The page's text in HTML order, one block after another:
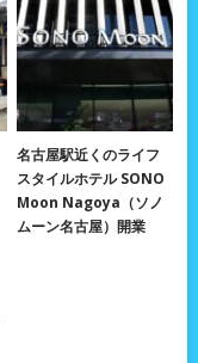
名古屋駅近くのライフ
スタイルホテル SONO
Moon Nagoya（ソノ
ムーン名古屋）開業